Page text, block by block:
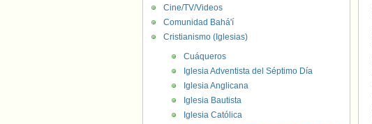
Cine/TV/Videos
Comunidad Bahá'í
Cristianismo (Iglesias)
Cuáqueros
Iglesia Adventista del Séptimo Día
Iglesia Anglicana
Iglesia Bautista
Iglesia Católica